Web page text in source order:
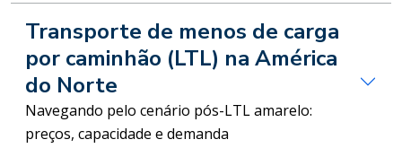
Transporte de menos de carga
por caminhão (LTL) na América
do Norte
Navegando pelo cenário pós-LTL amarelo:
preços, capacidade e demanda